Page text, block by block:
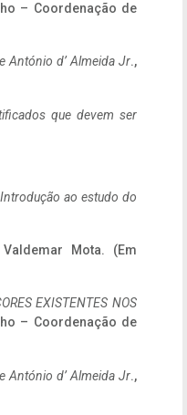
– Coordenação de
António d’ Almeida Jr.,
que devem ser
ao estudo do
Mota. (Em
EXISTENTES NOS
– Coordenação de
António d’ Almeida Jr.,